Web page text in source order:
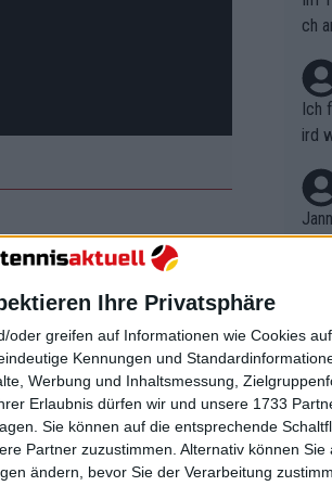
Ihre Privatsphäre
greifen auf Informationen wie Cookies
Kennungen und
Werbung und Inhaltsmessung,
Erlaubnis dürfen wir und unsere 1733
Sie können auf die entsprechende
Partner zuzustimmen. Alternativ können Sie
ändern, bevor Sie der Verarbeitung
Charlotte
der Saison, denn der
mit anderen lokalen
teilzunehmen.
Stephens und Keys,
rein
Williams-
ch
Ich
ird
r in
em
t,
B.
on
n
nt.